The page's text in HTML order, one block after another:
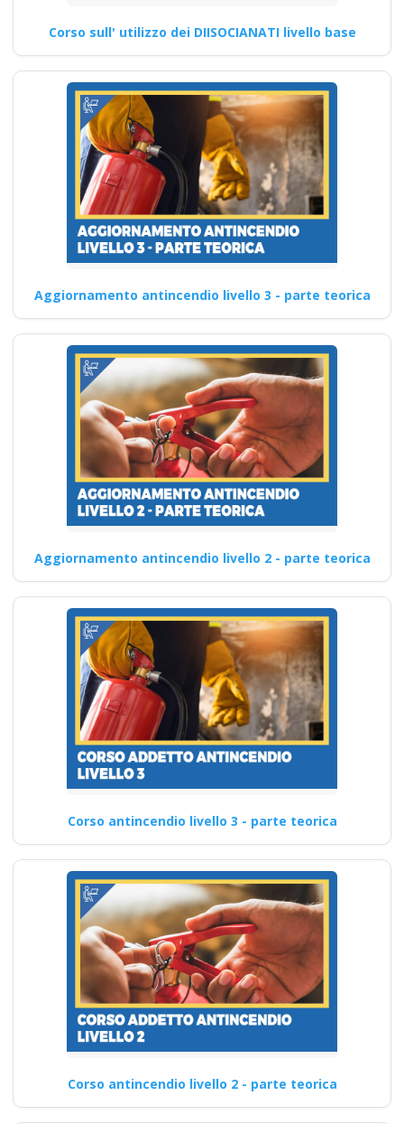
Corso sull' utilizzo dei DIISOCIANATI livello base
Aggiornamento antincendio livello 3 - parte teorica
Aggiornamento antincendio livello 2 - parte teorica
Corso antincendio livello 3 - parte teorica
Corso antincendio livello 2 - parte teorica